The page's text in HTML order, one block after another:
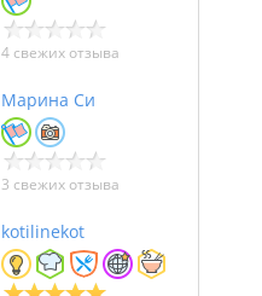
4 свежих отзыва
Марина Си
3 свежих отзыва
kotilinekot